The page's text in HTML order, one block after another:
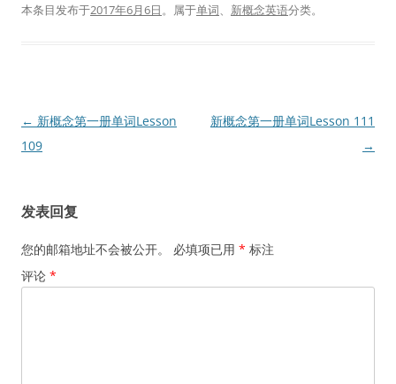
本条目发布于2017年6月6日。属于单词、 新概念英语分类。
文
章
← 新概念第一册单词Lesson
109
新概念第一册单词Lesson 111
→
发表回复
您的邮箱地址不会被公开。 必填项已用 * 标注
评论 *